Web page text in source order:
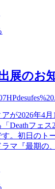
展のお
が2026年4
Deathフェス
。初日のト
マ『最期の